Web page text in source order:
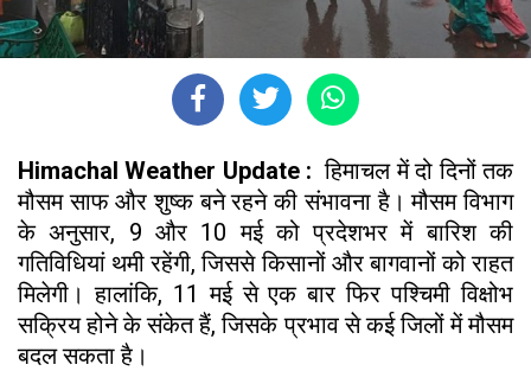
Himachal Weather Update : हिमाचल में दो दिनों तक
मौसम साफ और शुष्क बने रहने की संभावना है। मौसम विभाग
के अनुसार, 9 और 10 मई को प्रदेशभर में बारिश की
गतिविधियां थमी रहेंगी, जिससे किसानों और बागवानों को राहत
मिलेगी। हालांकि, 11 मई से एक बार फिर पश्चिमी विक्षोभ
सक्रिय होने के संकेत हैं, जिसके प्रभाव से कई जिलों में मौसम
बदल सकता है।